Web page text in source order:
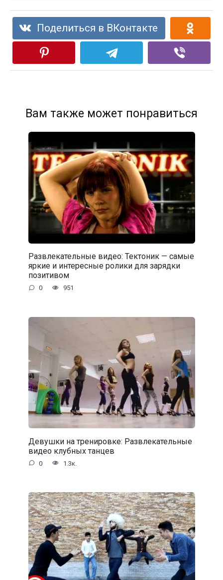
Поделиться в ВКонтакте
Вам также может понравиться
Развлекательные видео: Тектоник — самые
яркие и интересные ролики для зарядки
позитивом
0 951
Девушки на тренировке: Развлекательные
видео клубных танцев
0 1.3к.